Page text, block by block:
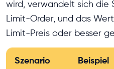
wird, verwandelt sich die
Limit-Order, und das
Limit-Preis oder besser
Szenario Beispiel